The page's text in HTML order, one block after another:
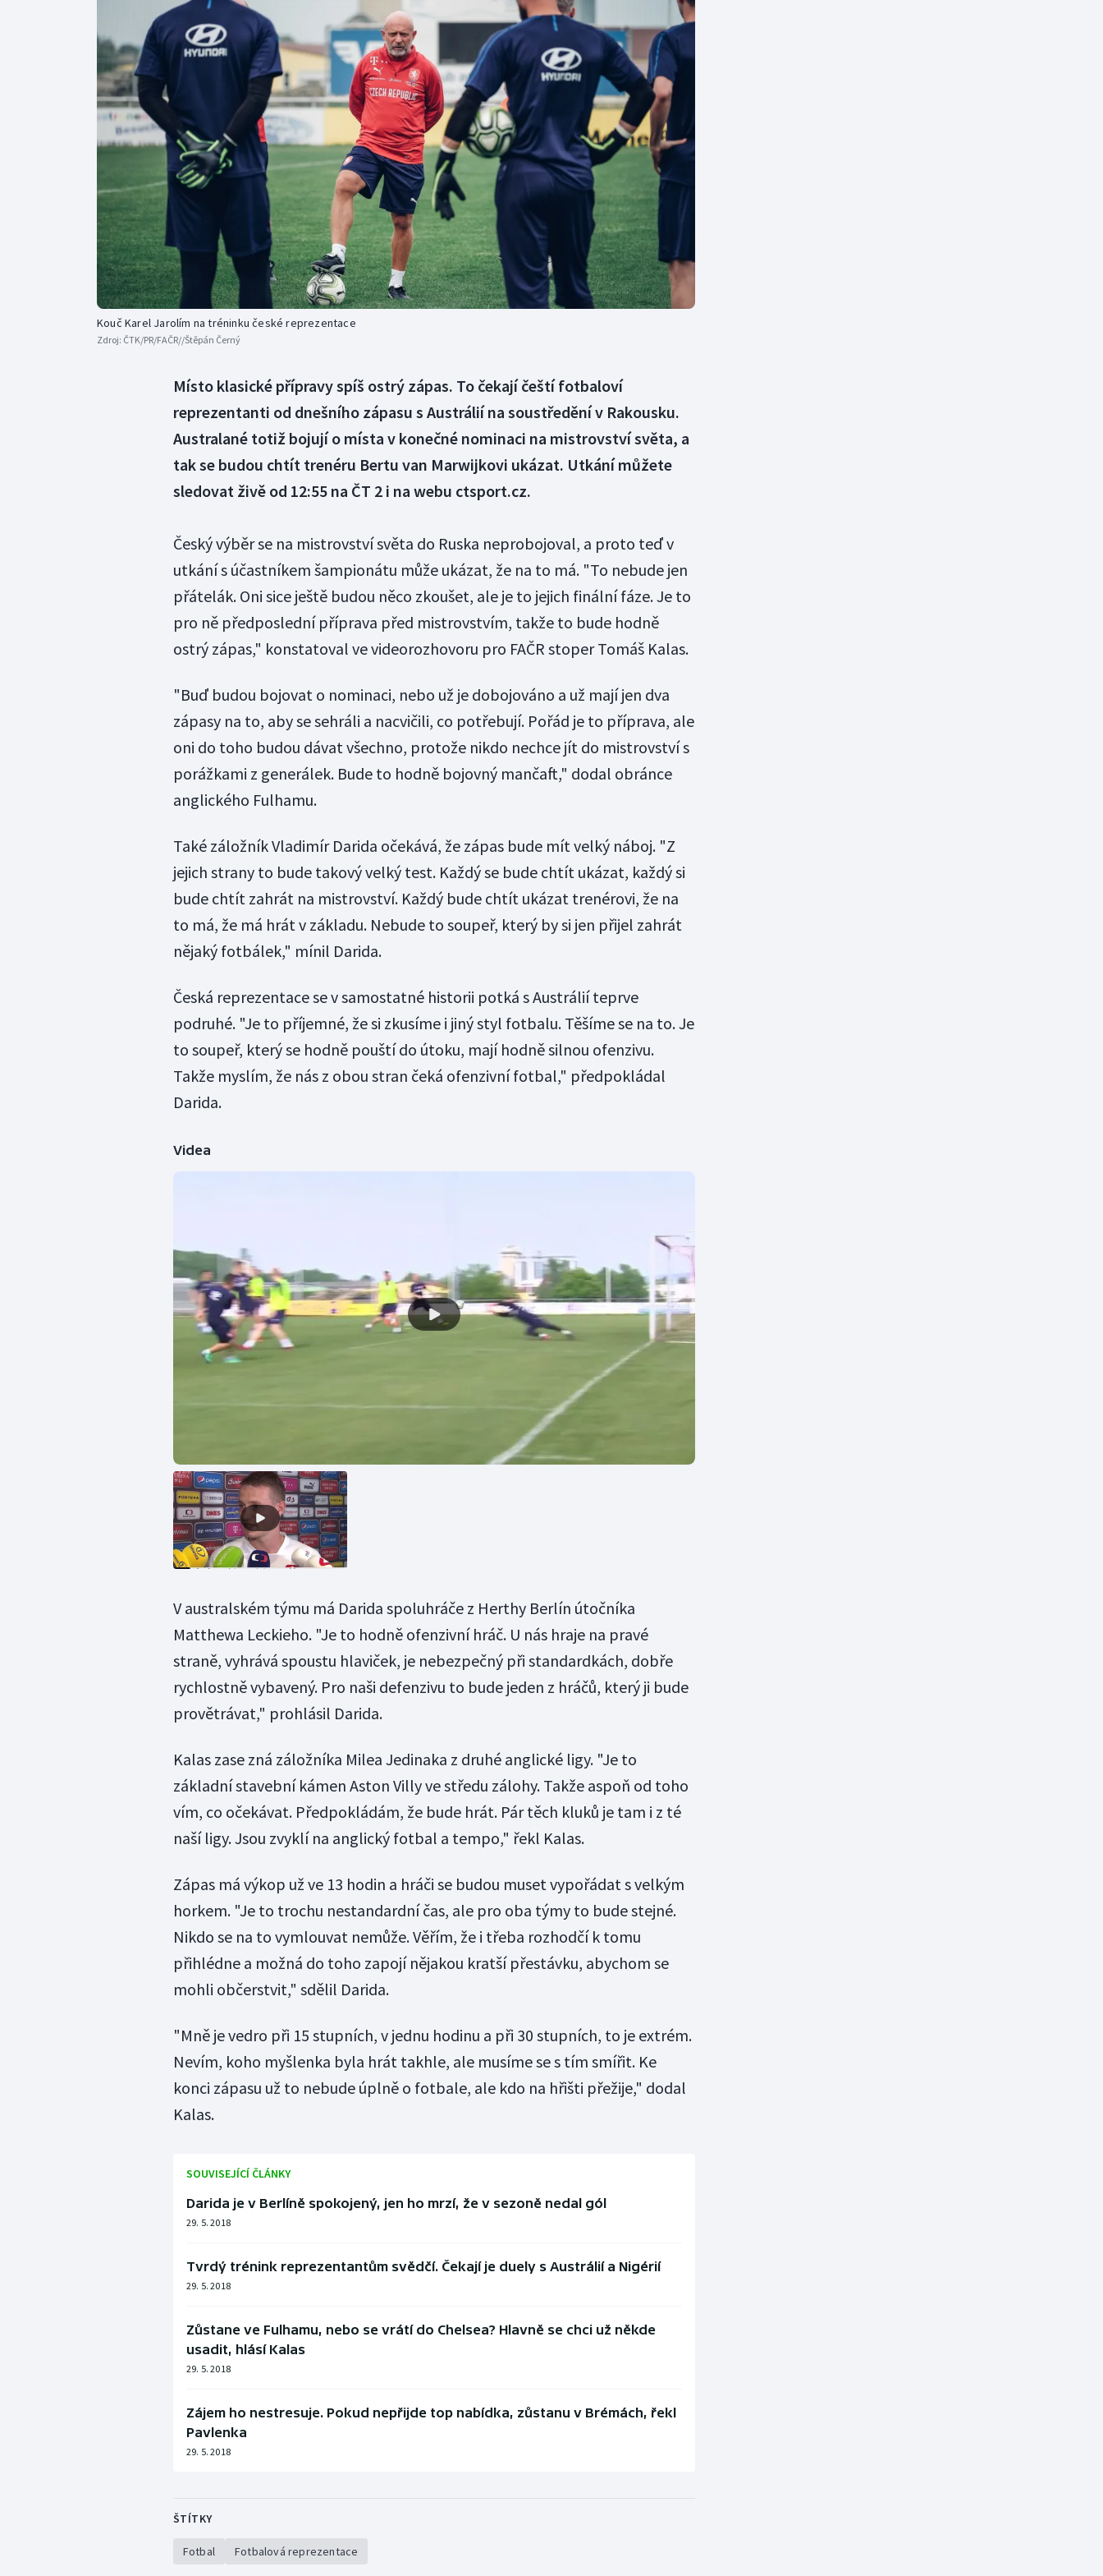
Dostihy
Florbal
Futsal
Golf
Gymnastika
Moderní pětiboj
Motorsport
Olympijské hry
Parasport
Plavání
Plážový volejbal
Veslování
Vodní slalom
Volejbal
Ostatní
Kouč Karel Jarolím na tréninku české reprezentace
Zdroj: ČTK/PR/FAČR//Štěpán Černý
Místo klasické přípravy spíš ostrý zápas. To čekají čeští fotbaloví
reprezentanti od dnešního zápasu s Austrálií na soustředění v Rakousku.
Australané totiž bojují o místa v konečné nominaci na mistrovství světa, a
tak se budou chtít trenéru Bertu van Marwijkovi ukázat. Utkání můžete
sledovat živě od 12:55 na ČT 2 i na webu ctsport.cz.
Český výběr se na mistrovství světa do Ruska neprobojoval, a proto teď v
utkání s účastníkem šampionátu může ukázat, že na to má. "To nebude jen
přátelák. Oni sice ještě budou něco zkoušet, ale je to jejich finální fáze. Je to
pro ně předposlední příprava před mistrovstvím, takže to bude hodně
ostrý zápas," konstatoval ve videorozhovoru pro FAČR stoper Tomáš Kalas.
"Buď budou bojovat o nominaci, nebo už je dobojováno a už mají jen dva
zápasy na to, aby se sehráli a nacvičili, co potřebují. Pořád je to příprava, ale
oni do toho budou dávat všechno, protože nikdo nechce jít do mistrovství s
porážkami z generálek. Bude to hodně bojovný mančaft," dodal obránce
anglického Fulhamu.
Také záložník Vladimír Darida očekává, že zápas bude mít velký náboj. "Z
jejich strany to bude takový velký test. Každý se bude chtít ukázat, každý si
bude chtít zahrát na mistrovství. Každý bude chtít ukázat trenérovi, že na
to má, že má hrát v základu. Nebude to soupeř, který by si jen přijel zahrát
nějaký fotbálek," mínil Darida.
Česká reprezentace se v samostatné historii potká s Austrálií teprve
podruhé. "Je to příjemné, že si zkusíme i jiný styl fotbalu. Těšíme se na to. Je
to soupeř, který se hodně pouští do útoku, mají hodně silnou ofenzivu.
Takže myslím, že nás z obou stran čeká ofenzivní fotbal," předpokládal
Darida.
Videa
V australském týmu má Darida spoluhráče z Herthy Berlín útočníka
Matthewa Leckieho. "Je to hodně ofenzivní hráč. U nás hraje na pravé
straně, vyhrává spoustu hlaviček, je nebezpečný při standardkách, dobře
rychlostně vybavený. Pro naši defenzivu to bude jeden z hráčů, který ji bude
provětrávat," prohlásil Darida.
Kalas zase zná záložníka Milea Jedinaka z druhé anglické ligy. "Je to
základní stavební kámen Aston Villy ve středu zálohy. Takže aspoň od toho
vím, co očekávat. Předpokládám, že bude hrát. Pár těch kluků je tam i z té
naší ligy. Jsou zvyklí na anglický fotbal a tempo," řekl Kalas.
Zápas má výkop už ve 13 hodin a hráči se budou muset vypořádat s velkým
horkem. "Je to trochu nestandardní čas, ale pro oba týmy to bude stejné.
Nikdo se na to vymlouvat nemůže. Věřím, že i třeba rozhodčí k tomu
přihlédne a možná do toho zapojí nějakou kratší přestávku, abychom se
mohli občerstvit," sdělil Darida.
"Mně je vedro při 15 stupních, v jednu hodinu a při 30 stupních, to je extrém.
Nevím, koho myšlenka byla hrát takhle, ale musíme se s tím smířit. Ke
konci zápasu už to nebude úplně o fotbale, ale kdo na hřišti přežije," dodal
Kalas.
SOUVISEJÍCÍ ČLÁNKY
Darida je v Berlíně spokojený, jen ho mrzí, že v sezoně nedal gól
29. 5. 2018
Tvrdý trénink reprezentantům svědčí. Čekají je duely s Austrálií a Nigérií
29. 5. 2018
Zůstane ve Fulhamu, nebo se vrátí do Chelsea? Hlavně se chci už někde
usadit, hlásí Kalas
29. 5. 2018
Zájem ho nestresuje. Pokud nepřijde top nabídka, zůstanu v Brémách, řekl
Pavlenka
29. 5. 2018
ŠTÍTKY
Fotbal Fotbalová reprezentace